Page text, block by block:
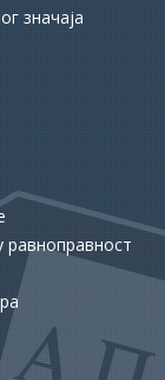
значаја
равноправност
ЗАПОШЉАВАЊУ
ЖИВОТЕ:
ДАВАОЦЕ